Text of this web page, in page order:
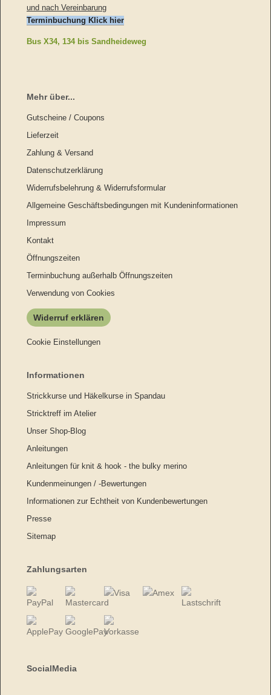
und nach Vereinbarung
Terminbuchung Klick hier
Bus X34, 134 bis Sandheideweg
Mehr über...
Gutscheine / Coupons
Lieferzeit
Zahlung & Versand
Datenschutzerklärung
Widerrufsbelehrung & Widerrufsformular
Allgemeine Geschäftsbedingungen mit Kundeninformationen
Impressum
Kontakt
Öffnungszeiten
Terminbuchung außerhalb Öffnungszeiten
Verwendung von Cookies
Widerruf erklären
Cookie Einstellungen
Informationen
Strickkurse und Häkelkurse in Spandau
Stricktreff im Atelier
Unser Shop-Blog
Anleitungen
Anleitungen für knit & hook - the bulky merino
Kundenmeinungen / -Bewertungen
Informationen zur Echtheit von Kundenbewertungen
Presse
Sitemap
Zahlungsarten
SocialMedia